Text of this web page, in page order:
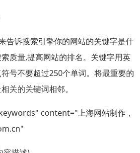
告诉搜索引擎你的网站的关键字是什
质量,提高网站的排名。关键字用英
号不要超过250个单词。将最重要的
关的关键词相邻。
content="上海网站制作，